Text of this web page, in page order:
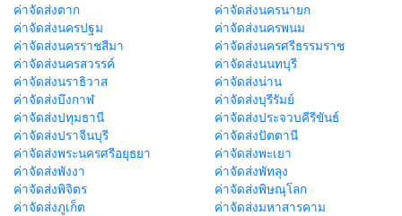
ค่าจัดส่งตาก
ค่าจัดส่งนครนายก
ค่าจัดส่งนครปฐม
ค่าจัดส่งนครพนม
ค่าจัดส่งนครราชสีมา
ค่าจัดส่งนครศรีธรรมราช
ค่าจัดส่งนครสวรรค์
ค่าจัดส่งนนทบุรี
ค่าจัดส่งนราธิวาส
ค่าจัดส่งน่าน
ค่าจัดส่งบึงกาฬ
ค่าจัดส่งบุรีรัมย์
ค่าจัดส่งปทุมธานี
ค่าจัดส่งประจวบคีรีขันธ์
ค่าจัดส่งปราจีนบุรี
ค่าจัดส่งปัตตานี
ค่าจัดส่งพระนครศรีอยุธยา
ค่าจัดส่งพะเยา
ค่าจัดส่งพังงา
ค่าจัดส่งพัทลุง
ค่าจัดส่งพิจิตร
ค่าจัดส่งพิษณุโลก
ค่าจัดส่งภูเก็ต
ค่าจัดส่งมหาสารคาม